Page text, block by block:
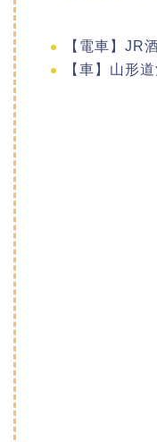
【電車】JR
【車】山形